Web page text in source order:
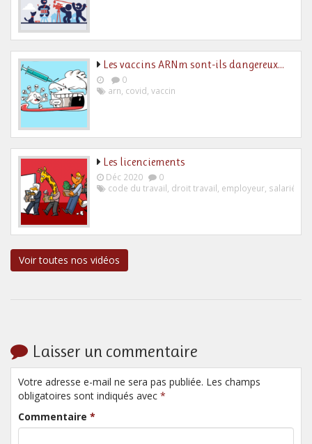
Les vaccins ARNm sont-ils dangereux…
0
arn, covid, vaccin
Les licenciements
Déc 2020
0
code du travail, droit travail, employeur, salarié
Voir toutes nos vidéos
Laisser un commentaire
Votre adresse e-mail ne sera pas publiée. Les champs
obligatoires sont indiqués avec *
Commentaire *